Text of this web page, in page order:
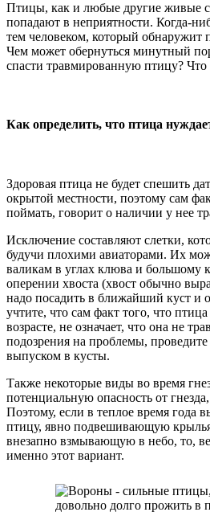
Птицы, как и любые другие живые
попадают в неприятности. Когда-
тем человеком, который обнаружит
Чем может обернуться минутный
спасти травмированную птицу? Что
Как определить, что птица
Здоровая птица не будет спешить
окрытой местности, поэтому сам
поймать, говорит о наличии у нее
Исключение составляют слетки,
будучи плохими авиаторами. Их
валикам в углах клюва и большому
оперении хвоста (хвост обычно
надо посадить в ближайший куст и
учтите, что сам факт того, что
возрасте, не означает, что она не
подозрения на проблемы,
выпуском в кусты.
Также некоторые виды во время
потенциальную опасность от
Поэтому, если в теплое время года
птицу, явно подвешивающую
внезапно взмывающую в небо, то,
именно этот вариант.